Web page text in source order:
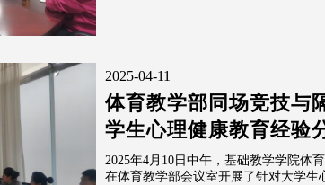
2025-04-11
体育教学部同场竞技与
学生心理健康教育经验
2025年4月10日中午，基础教学学院体
在体育教学部会议室开展了针对大学生